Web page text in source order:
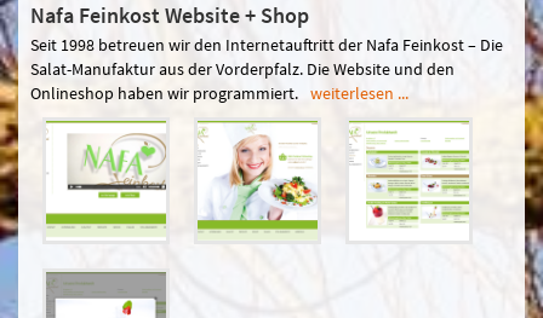
Nafa Feinkost Website + Shop
Seit 1998 betreuen wir den Internetauftritt der Nafa Feinkost – Die
Salat-Manufaktur aus der Vorderpfalz. Die Website und den
Onlineshop haben wir programmiert. weiterlesen ...